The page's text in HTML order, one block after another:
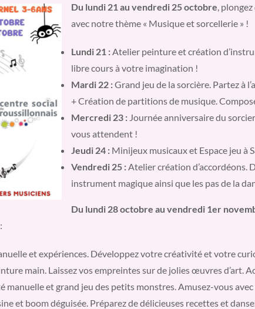
Du lundi 21 au vendredi 25 octobre ,
avec notre thème « Musique et sorcellerie » !
Lundi 21 : Atelier peinture et création
libre cours à votre imagination !
Mardi 22 :Grand jeu de la sorcière. Partez à
+ Création de partitions de musique.
Mercredi 23 : Journée anniversaire du
vous attendent !
Jeudi 24 : Minijeux musicaux et Espace jeu à
Vendredi 25 : Atelier création d’accordéons.
instrument magique ainsi que les pas de la
Du lundi 28 octobre au vendredi 1er
et expériences. Développez votre créativité et votre
main. Laissez vos empreintes sur de jolies œuvres d’art.
manuelle et grand jeu des petits monstres. Amusez-vous
et boom déguisée. Préparez de délicieuses recettes et